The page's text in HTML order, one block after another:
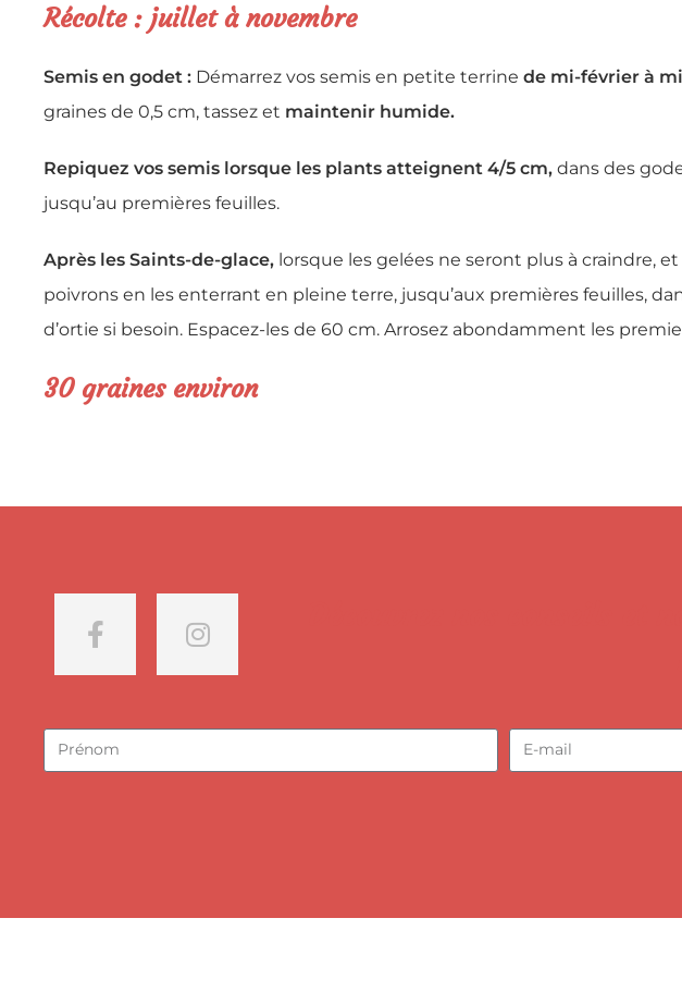
Récolte : juillet à novembre
Semis en godet : Démarrez vos semis en petite terrine de mi-février à
graines de 0,5 cm, tassez et maintenir humide.
Repiquez vos semis lorsque les plants atteignent 4/5 cm, dans des
jusqu’au premières feuilles.
Après les Saints-de-glace, lorsque les gelées ne seront plus à craindre,
poivrons en les enterrant en pleine terre, jusqu’aux premières feuilles,
d’ortie si besoin. Espacez-les de 60 cm. Arrosez abondamment les
30graines environ